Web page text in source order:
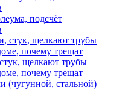
подсчёт
щелкают трубы
почему трещат